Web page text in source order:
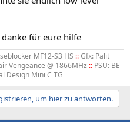
für eure hilfe
MF12-S3 HS ::Gfx: Palit
Vengeance @ 1866MHz :: PSU: BE-
Design Mini C TG
um hier zu antworten.